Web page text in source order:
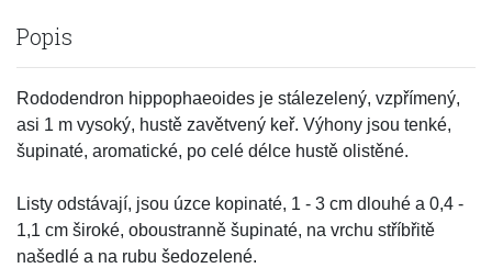
Popis
Rododendron hippophaeoides je stálezelený, vzpřímený,
asi 1 m vysoký, hustě zavětvený keř. Výhony jsou tenké,
šupinaté, aromatické, po celé délce hustě olistěné.
Listy odstávají, jsou úzce kopinaté, 1 - 3 cm dlouhé a 0,4 -
1,1 cm široké, oboustranně šupinaté, na vrchu stříbřitě
našedlé a na rubu šedozelené.